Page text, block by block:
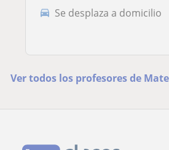
Se desplaza a domicilio
Ver todos los profesores de